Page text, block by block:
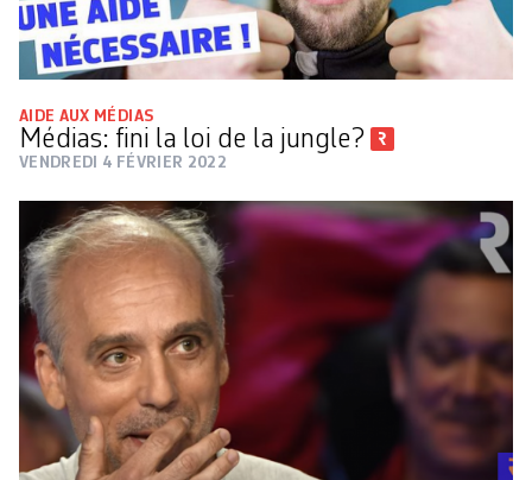
AIDE AUX MÉDIAS
Médias: fini la loi de la jungle?
VENDREDI 4 FÉVRIER 2022